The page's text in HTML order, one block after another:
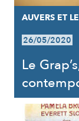
AUVERS ET
26/05/2020
Le